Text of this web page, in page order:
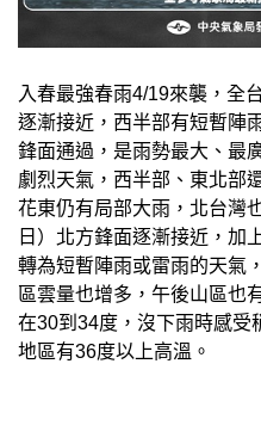
入春最強春雨4/19來襲，全
逐漸接近，西半部有短暫陣
鋒面通過，是雨勢最大、最
劇烈天氣，西半部、東北部
花東仍有局部大雨，北台灣
日）北方鋒面逐漸接近，加
轉為短暫陣雨或雷雨的天氣
區雲量也增多，午後山區也
在30到34度，沒下雨時感受
地區有36度以上高溫。